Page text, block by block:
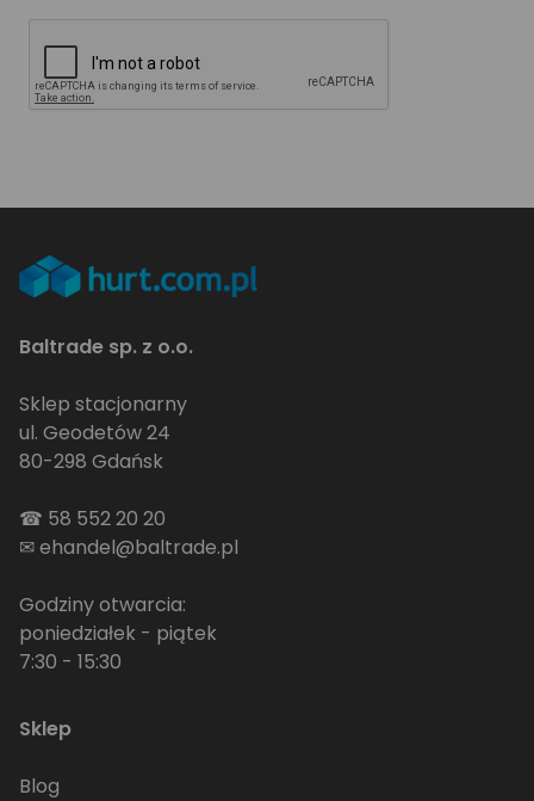
Baltrade sp. z o.o.
Sklep stacjonarny
ul. Geodetów 24
80-298 Gdańsk
☎ 58 552 20 20
✉ehandel@baltrade.pl
Godziny otwarcia:
poniedziałek - piątek
7:30 - 15:30
Sklep
Blog